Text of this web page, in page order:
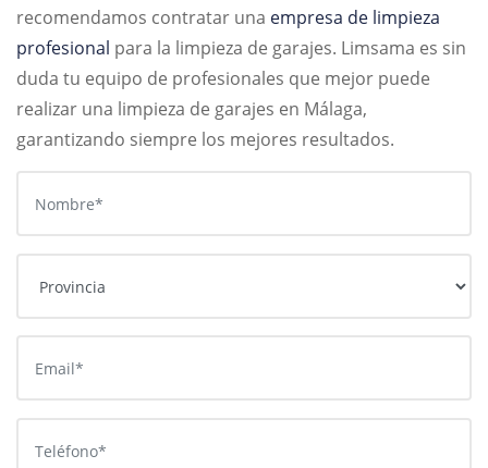
recomendamos contratar una empresa de limpieza
profesional para la limpieza de garajes. Limsama es sin
duda tu equipo de profesionales que mejor puede
realizar una limpieza de garajes en Málaga,
garantizando siempre los mejores resultados.